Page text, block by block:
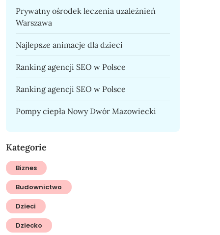
Prywatny ośrodek leczenia uzależnień
Warszawa
Najlepsze animacje dla dzieci
Ranking agencji SEO w Polsce
Ranking agencji SEO w Polsce
Pompy ciepła Nowy Dwór Mazowiecki
Kategorie
Biznes
Budownictwo
Dzieci
Dziecko